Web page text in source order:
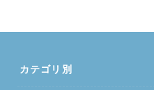
カテゴリ別